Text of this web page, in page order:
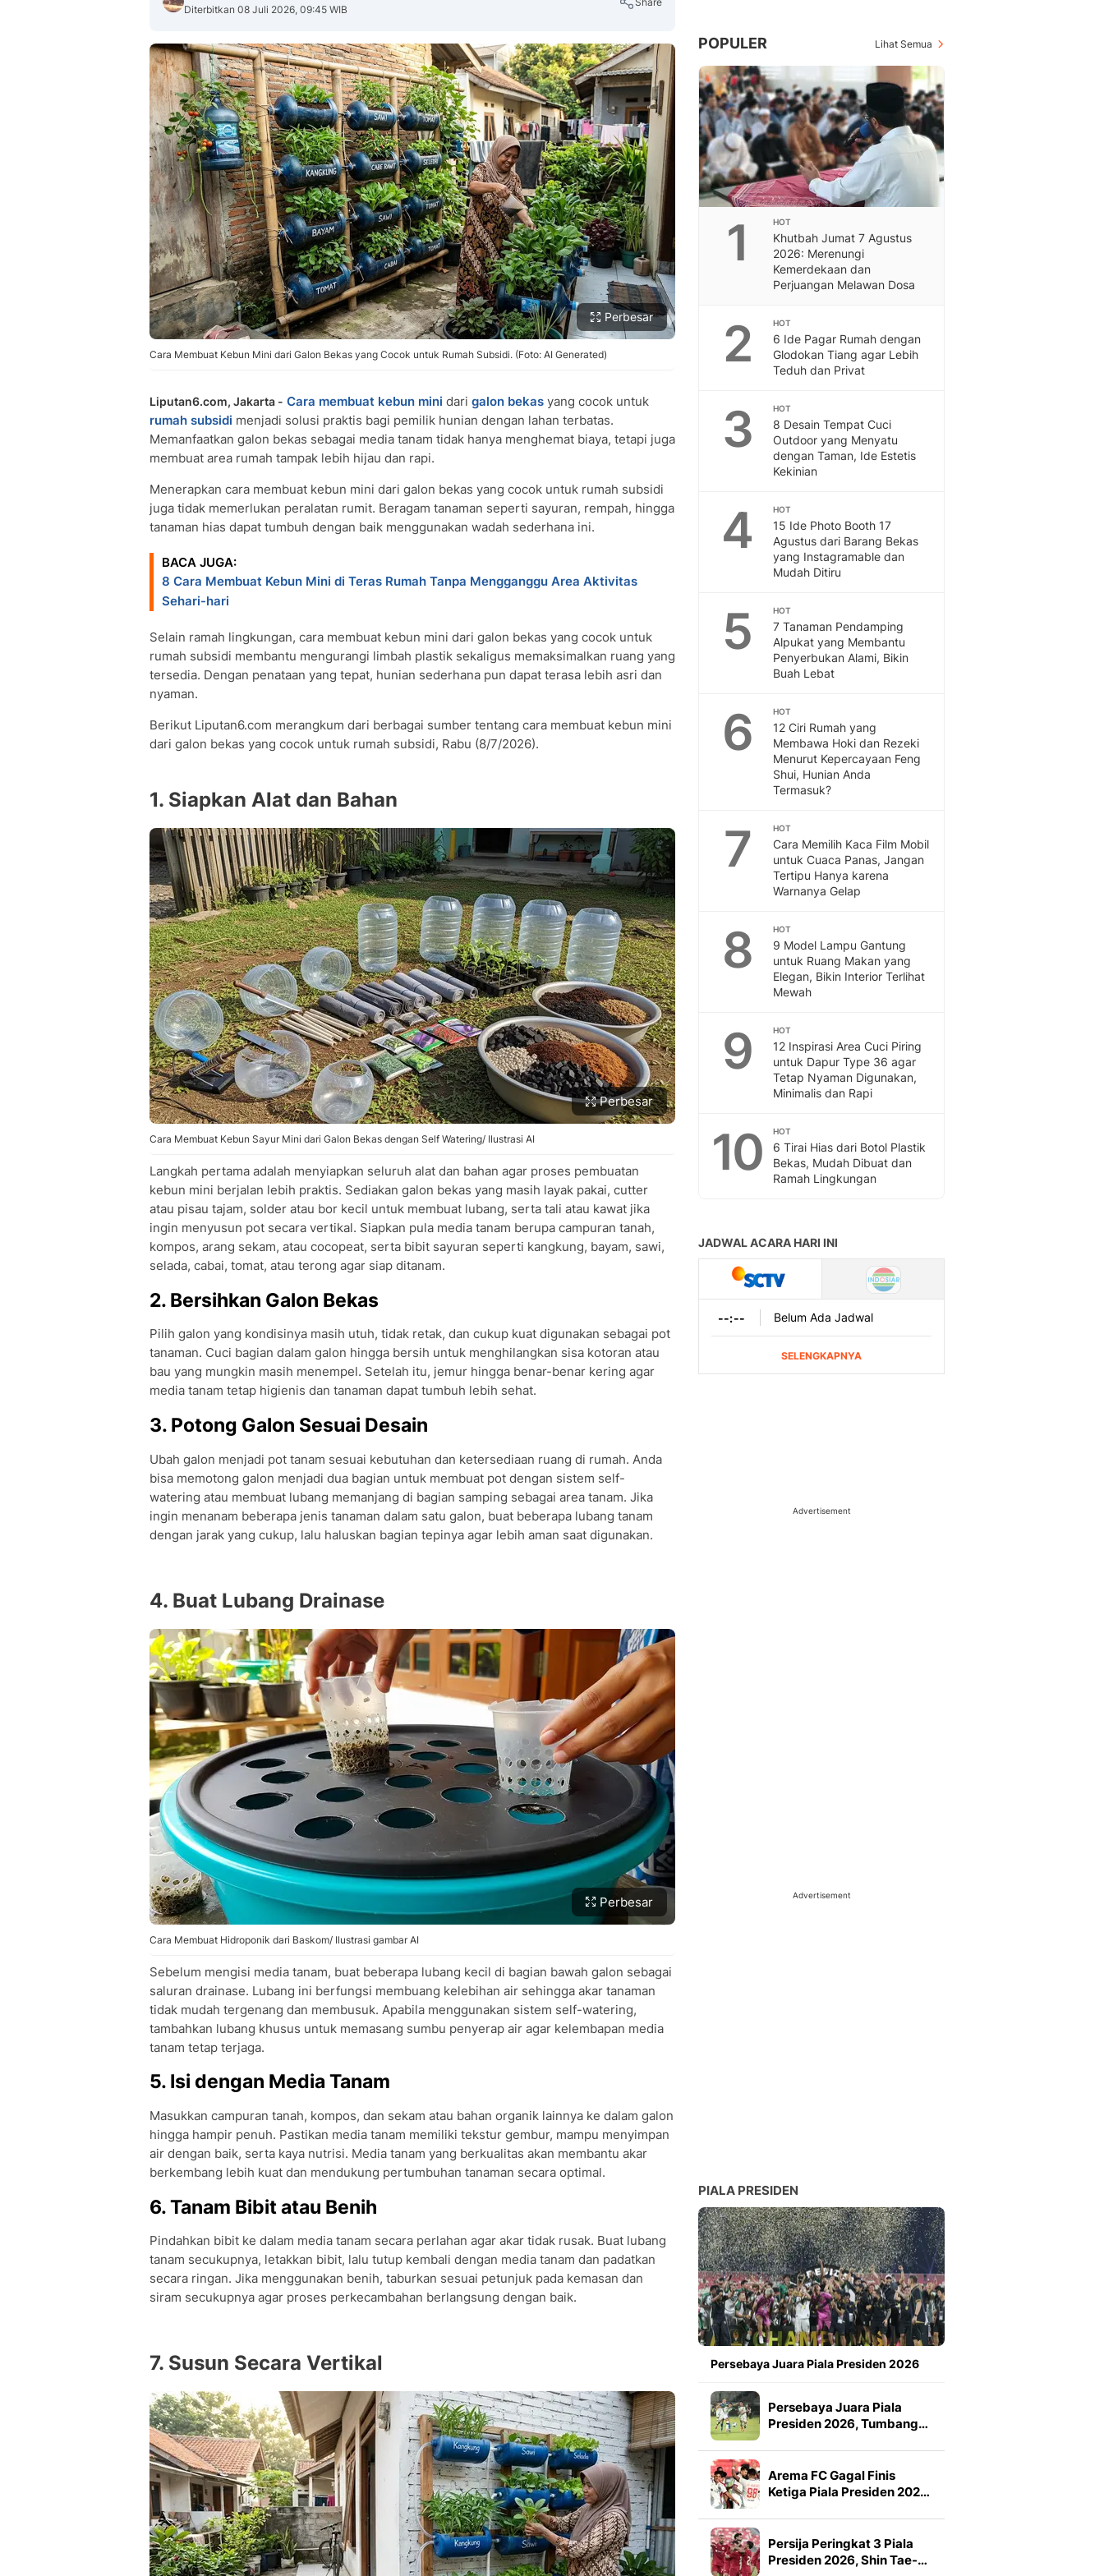
Diterbitkan 08 Juli 2026, 09:45 WIB
Copy Link
Perbesar
Cara Membuat Kebun Mini dari Galon Bekas yang Cocok untuk Rumah Subsidi. (Foto: AI Generated)
Liputan6.com, Jakarta - Cara membuat kebun mini dari galon bekas yang cocok untuk
rumah subsidi menjadi solusi praktis bagi pemilik hunian dengan lahan terbatas.
Memanfaatkan galon bekas sebagai media tanam tidak hanya menghemat biaya, tetapi juga
membuat area rumah tampak lebih hijau dan rapi.
Menerapkan cara membuat kebun mini dari galon bekas yang cocok untuk rumah subsidi
juga tidak memerlukan peralatan rumit. Beragam tanaman seperti sayuran, rempah, hingga
tanaman hias dapat tumbuh dengan baik menggunakan wadah sederhana ini.
BACA JUGA:
8 Cara Membuat Kebun Mini di Teras Rumah Tanpa Mengganggu Area Aktivitas
Sehari-hari
Selain ramah lingkungan, cara membuat kebun mini dari galon bekas yang cocok untuk
rumah subsidi membantu mengurangi limbah plastik sekaligus memaksimalkan ruang yang
tersedia. Dengan penataan yang tepat, hunian sederhana pun dapat terasa lebih asri dan
nyaman.
Berikut Liputan6.com merangkum dari berbagai sumber tentang cara membuat kebun mini
dari galon bekas yang cocok untuk rumah subsidi, Rabu (8/7/2026).
1. Siapkan Alat dan Bahan
Perbesar
Cara Membuat Kebun Sayur Mini dari Galon Bekas dengan Self Watering/ Ilustrasi AI
Langkah pertama adalah menyiapkan seluruh alat dan bahan agar proses pembuatan
kebun mini berjalan lebih praktis. Sediakan galon bekas yang masih layak pakai, cutter
atau pisau tajam, solder atau bor kecil untuk membuat lubang, serta tali atau kawat jika
ingin menyusun pot secara vertikal. Siapkan pula media tanam berupa campuran tanah,
kompos, arang sekam, atau cocopeat, serta bibit sayuran seperti kangkung, bayam, sawi,
selada, cabai, tomat, atau terong agar siap ditanam.
2. Bersihkan Galon Bekas
Pilih galon yang kondisinya masih utuh, tidak retak, dan cukup kuat digunakan sebagai pot
tanaman. Cuci bagian dalam galon hingga bersih untuk menghilangkan sisa kotoran atau
bau yang mungkin masih menempel. Setelah itu, jemur hingga benar-benar kering agar
media tanam tetap higienis dan tanaman dapat tumbuh lebih sehat.
3. Potong Galon Sesuai Desain
Ubah galon menjadi pot tanam sesuai kebutuhan dan ketersediaan ruang di rumah. Anda
bisa memotong galon menjadi dua bagian untuk membuat pot dengan sistem self-
watering atau membuat lubang memanjang di bagian samping sebagai area tanam. Jika
ingin menanam beberapa jenis tanaman dalam satu galon, buat beberapa lubang tanam
dengan jarak yang cukup, lalu haluskan bagian tepinya agar lebih aman saat digunakan.
4. Buat Lubang Drainase
Perbesar
Cara Membuat Hidroponik dari Baskom/ Ilustrasi gambar AI
Sebelum mengisi media tanam, buat beberapa lubang kecil di bagian bawah galon sebagai
saluran drainase. Lubang ini berfungsi membuang kelebihan air sehingga akar tanaman
tidak mudah tergenang dan membusuk. Apabila menggunakan sistem self-watering,
tambahkan lubang khusus untuk memasang sumbu penyerap air agar kelembapan media
tanam tetap terjaga.
5. Isi dengan Media Tanam
Masukkan campuran tanah, kompos, dan sekam atau bahan organik lainnya ke dalam galon
hingga hampir penuh. Pastikan media tanam memiliki tekstur gembur, mampu menyimpan
air dengan baik, serta kaya nutrisi. Media tanam yang berkualitas akan membantu akar
berkembang lebih kuat dan mendukung pertumbuhan tanaman secara optimal.
6. Tanam Bibit atau Benih
Pindahkan bibit ke dalam media tanam secara perlahan agar akar tidak rusak. Buat lubang
tanam secukupnya, letakkan bibit, lalu tutup kembali dengan media tanam dan padatkan
secara ringan. Jika menggunakan benih, taburkan sesuai petunjuk pada kemasan dan
siram secukupnya agar proses perkecambahan berlangsung dengan baik.
7. Susun Secara Vertikal
POPULER Lihat Semua
1 HOT
Khutbah Jumat 7 Agustus
2026: Merenungi
Kemerdekaan dan
Perjuangan Melawan Dosa
2 HOT
6 Ide Pagar Rumah dengan
Glodokan Tiang agar Lebih
Teduh dan Privat
3 HOT
8 Desain Tempat Cuci
Outdoor yang Menyatu
dengan Taman, Ide Estetis
Kekinian
4 HOT
15 Ide Photo Booth 17
Agustus dari Barang Bekas
yang Instagramable dan
Mudah Ditiru
5 HOT
7 Tanaman Pendamping
Alpukat yang Membantu
Penyerbukan Alami, Bikin
Buah Lebat
6 HOT
12 Ciri Rumah yang
Membawa Hoki dan Rezeki
Menurut Kepercayaan Feng
Shui, Hunian Anda
Termasuk?
7 HOT
Cara Memilih Kaca Film Mobil
untuk Cuaca Panas, Jangan
Tertipu Hanya karena
Warnanya Gelap
8 HOT
9 Model Lampu Gantung
untuk Ruang Makan yang
Elegan, Bikin Interior Terlihat
Mewah
9 HOT
12 Inspirasi Area Cuci Piring
untuk Dapur Type 36 agar
Tetap Nyaman Digunakan,
Minimalis dan Rapi
10 HOT
6 Tirai Hias dari Botol Plastik
Bekas, Mudah Dibuat dan
Ramah Lingkungan
Advertisement
Advertisement
PIALA PRESIDEN
Persebaya Juara Piala Presiden 2026
Persebaya Juara Piala
Presiden 2026, Tumbang…
Arema FC Gagal Finis
Ketiga Piala Presiden 202…
Persija Peringkat 3 Piala
Presiden 2026, Shin Tae-…